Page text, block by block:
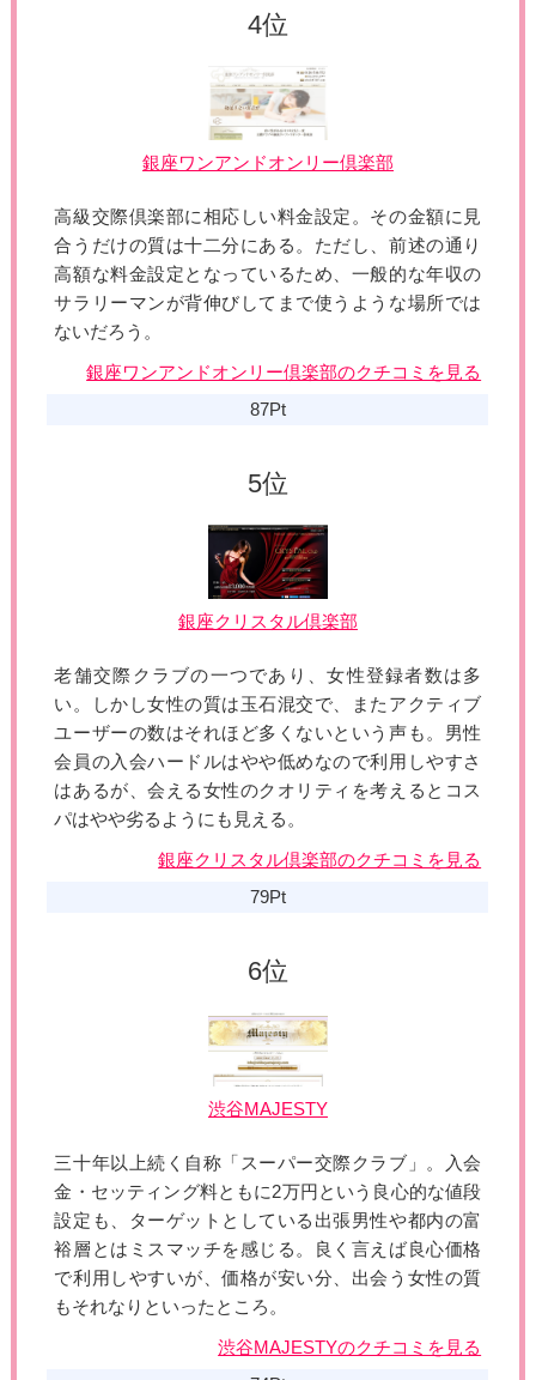
銀座ワンアンドオンリー倶楽部
高級交際倶楽部に相応しい料金設定。その金額に見
合うだけの質は十二分にある。ただし、前述の通り
高額な料金設定となっているため、一般的な年収の
サラリーマンが背伸びしてまで使うような場所では
ないだろう。
銀座ワンアンドオンリー倶楽部のクチコミを見る
87Pt
銀座クリスタル倶楽部
老舗交際クラブの一つであり、女性登録者数は多
い。しかし女性の質は玉石混交で、またアクティブ
ユーザーの数はそれほど多くないという声も。男性
会員の入会ハードルはやや低めなので利用しやすさ
はあるが、会える女性のクオリティを考えるとコス
パはやや劣るようにも見える。
銀座クリスタル倶楽部のクチコミを見る
79Pt
渋谷MAJESTY
三十年以上続く自称「スーパー交際クラブ」。入会
金・セッティング料ともに2万円という良心的な値段
設定も、ターゲットとしている出張男性や都内の富
裕層とはミスマッチを感じる。良く言えば良心価格
で利用しやすいが、価格が安い分、出会う女性の質
もそれなりといったところ。
渋谷MAJESTYのクチコミを見る